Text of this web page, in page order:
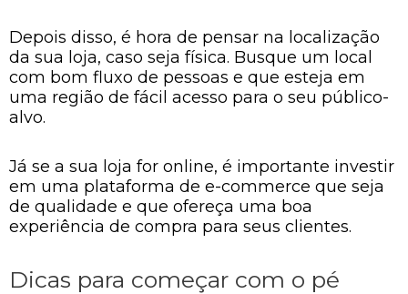
Depois disso, é hora de pensar na localização
da sua loja, caso seja física. Busque um local
com bom fluxo de pessoas e que esteja em
uma região de fácil acesso para o seu público-
alvo.
Já se a sua loja for online, é importante investir
em uma plataforma de e-commerce que seja
de qualidade e que ofereça uma boa
experiência de compra para seus clientes.
Dicas para começar com o pé